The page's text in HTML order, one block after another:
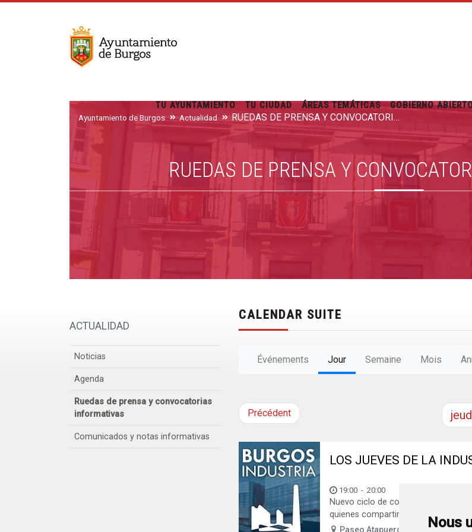
Nous
TU AYUNTAMIENTO TU CIUDAD ÁREAS TEMÁTICAS GOBIERNO
Ayuntamiento de Burgos Actualidad RUEDAS DE PRENSA Y CONVOCATORIAS INFORMATIVAS
RUEDAS DE PRENSA Y
ACTUALIDAD
Noticias
Agenda
Ruedas de prensa y convocatorias
informativas
Comunicados y notas informativas
CALENDAR SUITE
Événements Jour Semaine Mois
Précédent
LOS JUEVES DE LA
19:00 -20:00
Nuevo ciclo de conferencias «Los
quienes compartirán su experiencia
Paseo Atapuerca